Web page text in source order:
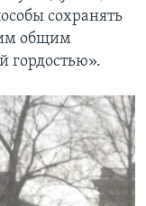
сохранять
общим
гордостью».